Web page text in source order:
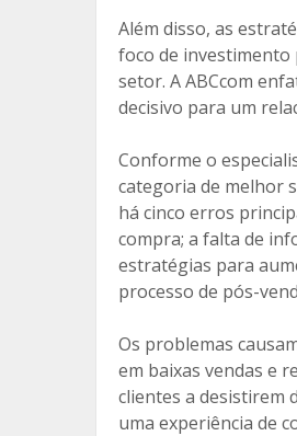
Além disso, as
foco de investimento
setor. A ABCcom
decisivo para um
Conforme o
categoria de melhor
há cinco erros
compra; a falta de
estratégias para
processo de pós-
Os problemas
em baixas vendas e
clientes a desistirem
uma experiência de